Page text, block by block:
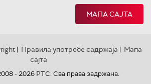
МАПА САЈТА
| Правила употребе садржаја | Мапа
сајта
- 2026 РТС. Сва права задржана.